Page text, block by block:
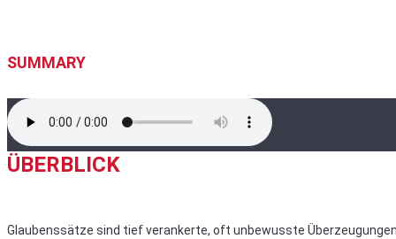
SUMMARY
ÜBERBLICK
Glaubenssätze sind tief verankerte, oft unbewusste